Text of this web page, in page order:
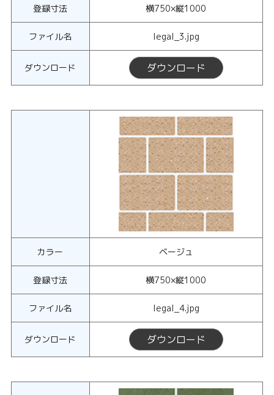
登録寸法 横750×縦1000
ファイル名 legal_3.jpg
ダウンロード ダウンロード
カラー ベージュ
登録寸法 横750×縦1000
ファイル名 legal_4.jpg
ダウンロード ダウンロード